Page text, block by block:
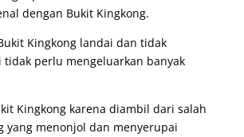
dengan Bukit Kingkong.
Kingkong landai dan tidak
tidak perlu mengeluarkan banyak
Kingkong karena diambil dari salah
yang menonjol dan menyerupai